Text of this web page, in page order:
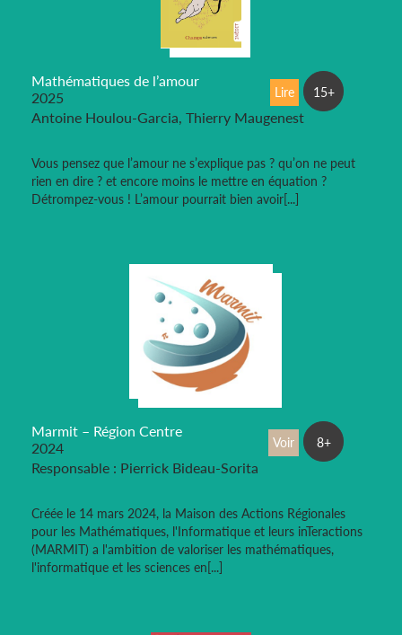
Mathématiques de l’amour
2025
Antoine Houlou-Garcia, Thierry Maugenest
Vous pensez que l’amour ne s’explique pas ? qu’on ne peut
rien en dire ? et encore moins le mettre en équation ?
Détrompez-vous ! L’amour pourrait bien avoir[...]
Lire 15+
Marmit – Région Centre
2024
Responsable : Pierrick Bideau-Sorita
Créée le 14 mars 2024, la Maison des Actions Régionales
pour les Mathématiques, l'Informatique et leurs inTeractions
(MARMIT) a l'ambition de valoriser les mathématiques,
l'informatique et les sciences en[...]
Voir 8+